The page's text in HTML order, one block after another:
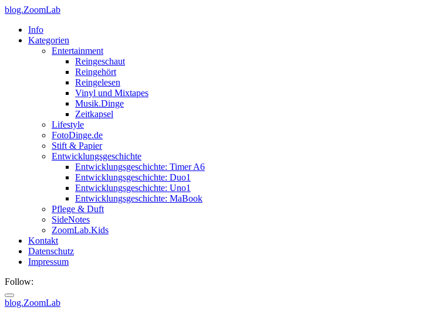
blog.ZoomLab
Info
Kategorien
Entertainment
Reingeschaut
Reingehört
Reingelesen
Vinyl und Mixtapes
Musik.Dinge
Zeitkapsel
Lifestyle
FotoDinge.de
Stift & Papier
Entwicklungsgeschichte
Entwicklungsgeschichte: Timer A6
Entwicklungsgeschichte: Duo1
Entwicklungsgeschichte: Uno1
Entwicklungsgeschichte: MaBook
Pflege & Duft
SideNotes
ZoomLab.Kids
Kontakt
Datenschutz
Impressum
Follow:
blog.ZoomLab